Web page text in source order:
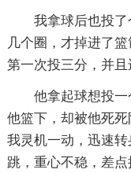
我拿球后也投
几个圈，才掉进了
第一次投三分，并且
他拿起球想投
他篮下，却被他死
我灵机一动，迅速
跳，重心不稳，差